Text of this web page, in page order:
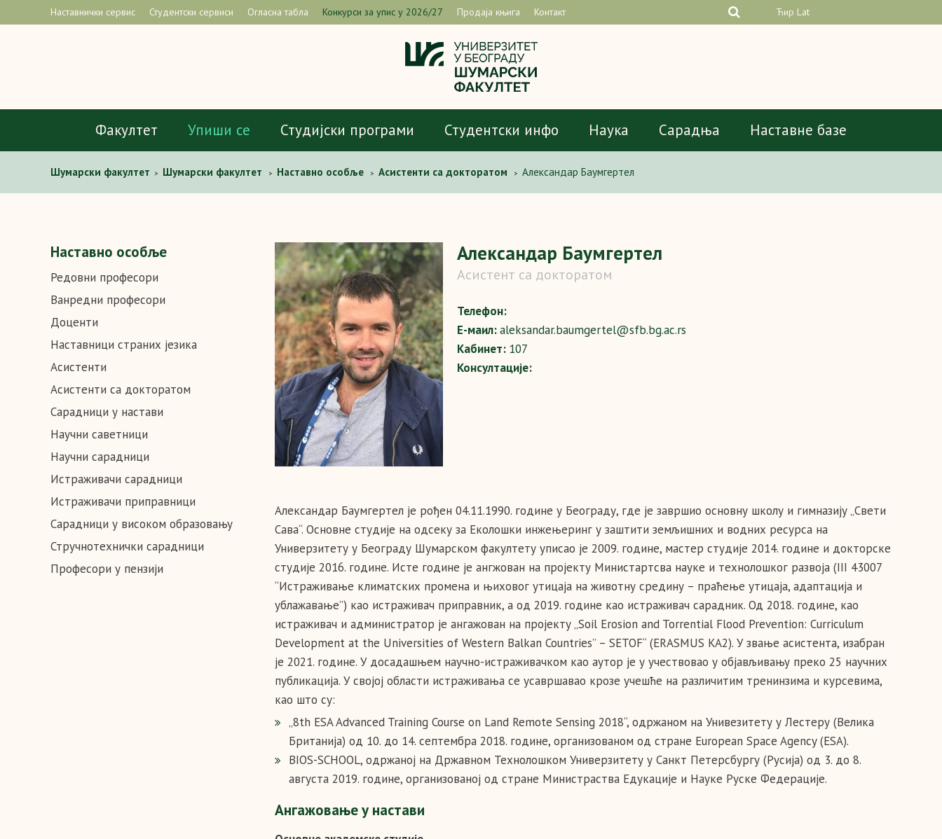
Наставнички сервис Студентски сервиси Огласна табла Конкурси за упис у 2026/27 Продаја књига Контакт Ћир Lat
Факултет Упиши се Студијски програми Студентски инфо Наука Сарадња Наставне базе
Шумарски факултет > Шумарски факултет > Наставно особље > Асистенти са докторатом > Александар Баумгертел
Наставно особље
Редовни професори
Ванредни професори
Доценти
Наставници страних језика
Асистенти
Асистенти са докторатом
Сарадници у настави
Научни саветници
Научни сарадници
Истраживачи сарадници
Истраживачи приправници
Сарадници у високом образовању
Стручнотехнички сарадници
Професори у пензији
Александар Баумгертел
Асистент са докторатом
Телефон:
Е-маил:aleksandar.baumgertel@sfb.bg.ac.rs
Кабинет: 107
Консултације:
Александар Баумгертел је рођен 04.11.1990. године у Београду, где је завршио основну школу и гимназију „Свети
Сава“. Основне студије на одсеку за Еколошки инжењеринг у заштити земљишних и водних ресурса на
Универзитету у Београду Шумарском факултету уписао је 2009. године, мастер студије 2014. године и докторске
студије 2016. године. Исте године је ангжован на пројекту Министартсва науке и технолошког развоја (III 43007
“Истраживање климатских промена и њиховог утицаја на животну средину – праћење утицаја, адаптација и
ублажавање”) као истраживач приправник, а од 2019. године као истраживач сарадник. Од 2018. године, као
истраживач и администратор је ангажован на пројекту „Soil Erosion and Torrential Flood Prevention: Curriculum
Development at the Universities of Western Balkan Countries” – SETOF“ (ERASMUS KA2). У звање асистента, изабран
је 2021. године. У досадашњем научно-истраживачком као аутор је у учествовао у објављивању преко 25 научних
публикација. У својој области истраживања се усавршавао крозе учешће на различитим тренинзима и курсевима,
као што су:
„8th ESA Advanced Training Course on Land Remote Sensing 2018“, одржаном на Унивезитету у Лестеру (Велика
Британија) од 10. до 14. септембра 2018. године, организованом од стране European Space Agency (ESA).
BIOS-SCHOOL, одржаноj на Државном Технолошком Универзитету у Санкт Петерсбургу (Русија) од 3. до 8.
августа 2019. године, организованоj од стране Министраства Едукације и Науке Руске Федерације.
Ангажовање у настави